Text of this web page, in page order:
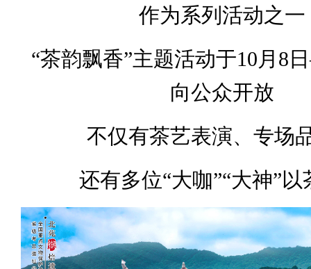
作为系列活动之一
“茶韵飘香”主题活动于10月8
向公众开放
不仅有茶艺表演、专场
还有多位“大咖”“大神”以